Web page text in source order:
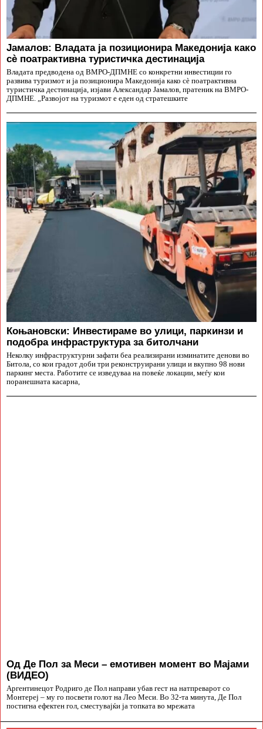
Јамалов: Владата ја позиционира Македонија како
сè поатрактивна туристичка дестинација
Владата предводена од ВМРО-ДПМНЕ со конкретни инвестиции го
развива туризмот и ја позиционира Македонија како сè поатрактивна
туристичка дестинација, изјави Александар Јамалов, пратеник на ВМРО-
ДПМНЕ. „Развојот на туризмот е еден од стратешките
Коњановски: Инвестираме во улици, паркинзи и
подобра инфраструктура за битолчани
Неколку инфраструктурни зафати беа реализирани изминатите денови во
Битола, со кои градот доби три реконструирани улици и вкупно 98 нови
паркинг места. Работите се изведуваа на повеќе локации, меѓу кои
поранешната касарна,
Од Де Пол за Меси – емотивен момент во Мајами
(ВИДЕО)
Аргентинецот Родриго де Пол направи убав гест на натпреварот со
Монтереј – му го посвети голот на Лео Меси. Во 32-та минута, Де Пол
постигна ефектен гол, сместувајќи ја топката во мрежата